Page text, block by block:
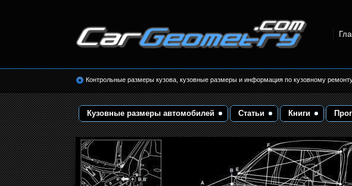
кузовные размеры. Геометрия кузова
Контрольные размеры кузова, кузовные размеры и информация по кузовному
Кузовные размеры автомобилей Статьи Книги